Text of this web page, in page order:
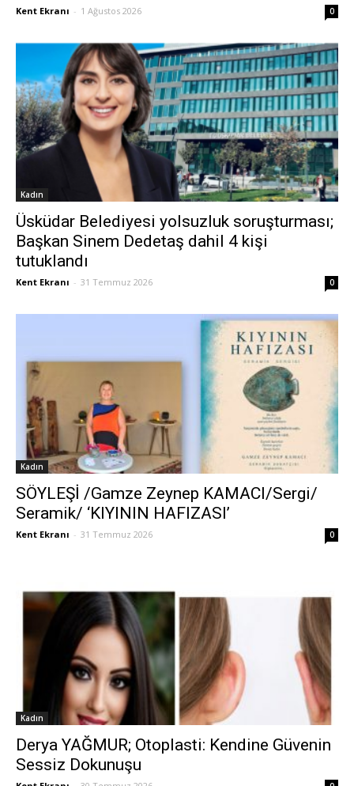
Kent Ekranı - 1 Ağustos 2026 0
Kadın
Üsküdar Belediyesi yolsuzluk soruşturması;
Başkan Sinem Dedetaş dahil 4 kişi
tutuklandı
Kent Ekranı - 31 Temmuz 2026 0
Kadın
SÖYLEŞİ /Gamze Zeynep KAMACI/Sergi/
Seramik/ ‘KIYININ HAFIZASI’
Kent Ekranı - 31 Temmuz 2026 0
Kadın
Derya YAĞMUR; Otoplasti: Kendine Güvenin
Sessiz Dokunuşu